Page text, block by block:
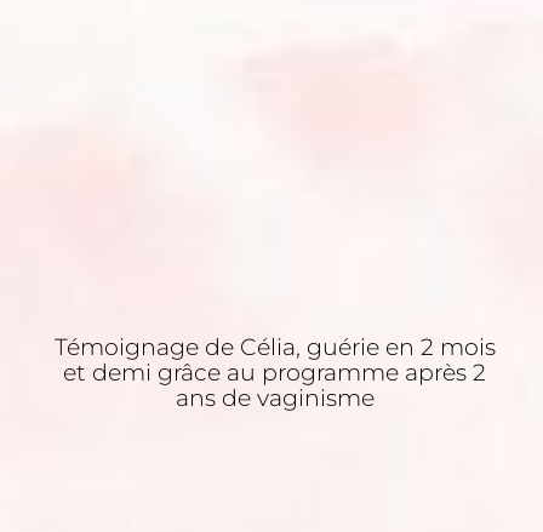
Témoignage de Célia, guérie en 2 mois
et demi grâce au programme après 2
ans de vaginisme